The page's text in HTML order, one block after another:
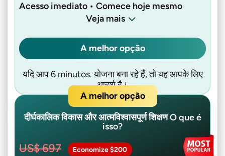
Acesso imediato • Comece hoje mesmo
Veja mais
A melhor opção
यदि आप 6 minutos. योजना बना रहे हैं, तो यह आपके लिए
आदर्श है।
A melhor opção
दीर्घकालिक विकास और आत्मविश्वासपूर्ण शिक्षण O que é
isso?
US$ 697 Economize $200